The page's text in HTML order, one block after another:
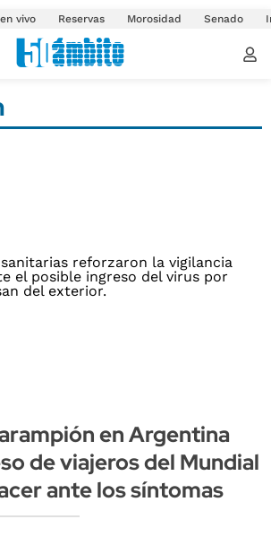
vivo Reservas Morosidad Senado
en Argentina
de viajeros del Mundial
ante los síntomas